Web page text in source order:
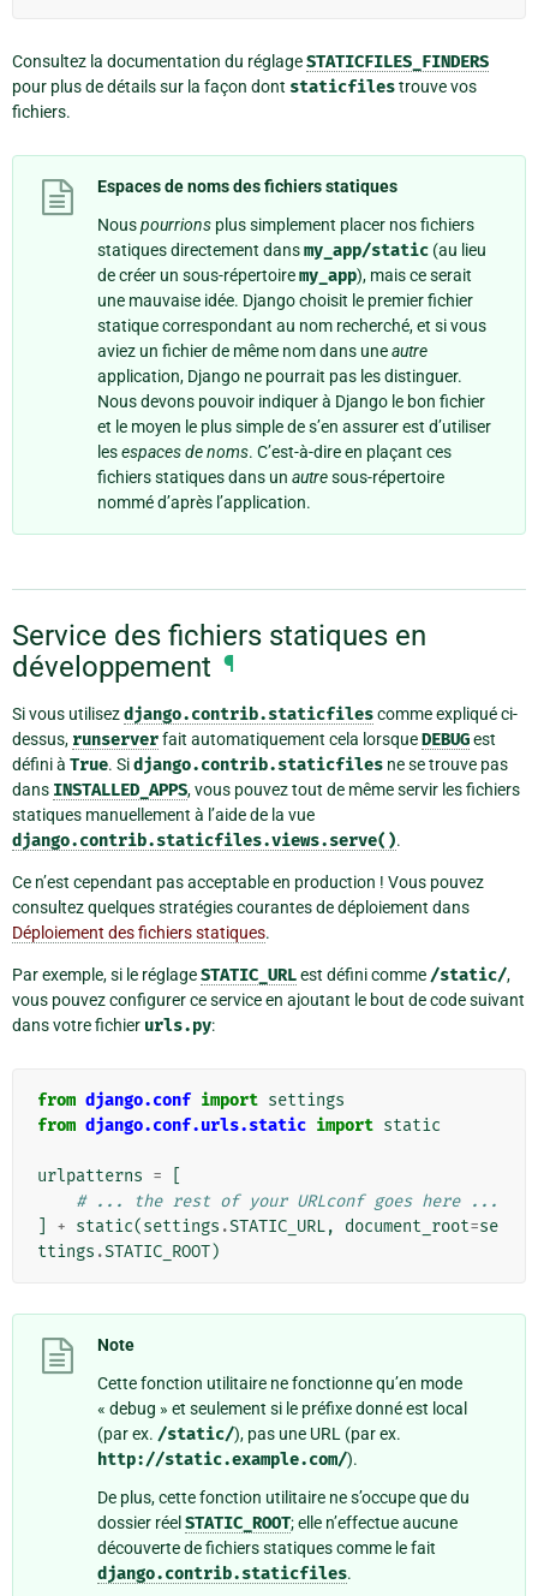
Consultez la documentation du réglageSTATICFILES_FINDERS
pour plus de détails sur la façon dont staticfilestrouve vos
fichiers.
Espaces de noms des fichiers statiques
Nouspourrions plus simplement placer nos fichiers
statiques directement dansmy_app/static (au lieu
de créer un sous-répertoiremy_app), mais ce serait
une mauvaise idée. Django choisit le premier fichier
statique correspondant au nom recherché, et si vous
aviez un fichier de même nom dans uneautre
application, Django ne pourrait pas les distinguer.
Nous devons pouvoir indiquer à Django le bon fichier
et le moyen le plus simple de s’en assurer est d’utiliser
lesespaces de noms. C’est-à-dire en plaçant ces
fichiers statiques dans un autresous-répertoire
nommé d’après l’application.
Service des fichiers statiques en
développement ¶
Si vous utilisezdjango.contrib.staticfilescomme expliqué ci-
dessus, runserverfait automatiquement cela lorsqueDEBUGest
défini à True. Sidjango.contrib.staticfiles ne se trouve pas
dans INSTALLED_APPS, vous pouvez tout de même servir les fichiers
statiques manuellement à l’aide de la vue
django.contrib.staticfiles.views.serve().
Ce n’est cependant pas acceptable en production ! Vous pouvez
consultez quelques stratégies courantes de déploiement dans
Déploiement des fichiers statiques.
Par exemple, si le réglageSTATIC_URLest défini comme /static/,
vous pouvez configurer ce service en ajoutant le bout de code suivant
dans votre fichier urls.py:
from django.conf import settings
from django.conf.urls.static import static
urlpatterns =
# ... the rest of your URLconf goes here ...
+ static(settings .STATIC_URL, document_root=se
ttings .STATIC_ROOT)
Note
Cette fonction utilitaire ne fonctionne qu’en mode
« debug » et seulement si le préfixe donné est local
(par ex. /static/), pas une URL (par ex.
http://static.example.com/).
De plus, cette fonction utilitaire ne s’occupe que du
dossier réel STATIC_ROOT; elle n’effectue aucune
découverte de fichiers statiques comme le fait
django.contrib.staticfiles.